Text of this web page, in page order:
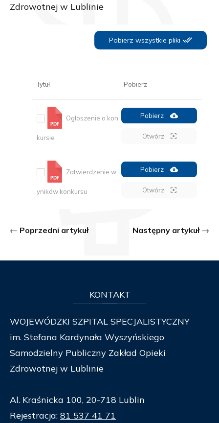
Zdrowotnej w Lublinie
Pobierz wszystkie pliki
Tytuł Pobierz
Ogłoszenie o kon
kursie
Pobierz
Otwórz
Zatwierdzenie w
yników konkursu
Pobierz
Otwórz
Poprzedni artykuł Następny artykuł
KONTAKT
WOJEWÓDZKI SZPITAL SPECJALISTYCZNY
im. Stefana Kardynała Wyszyńskiego
Samodzielny Publiczny Zakład Opieki
Zdrowotnej w Lublinie
Al. Kraśnicka 100, 20-718 Lublin
Rejestracja: 81 537 41 71